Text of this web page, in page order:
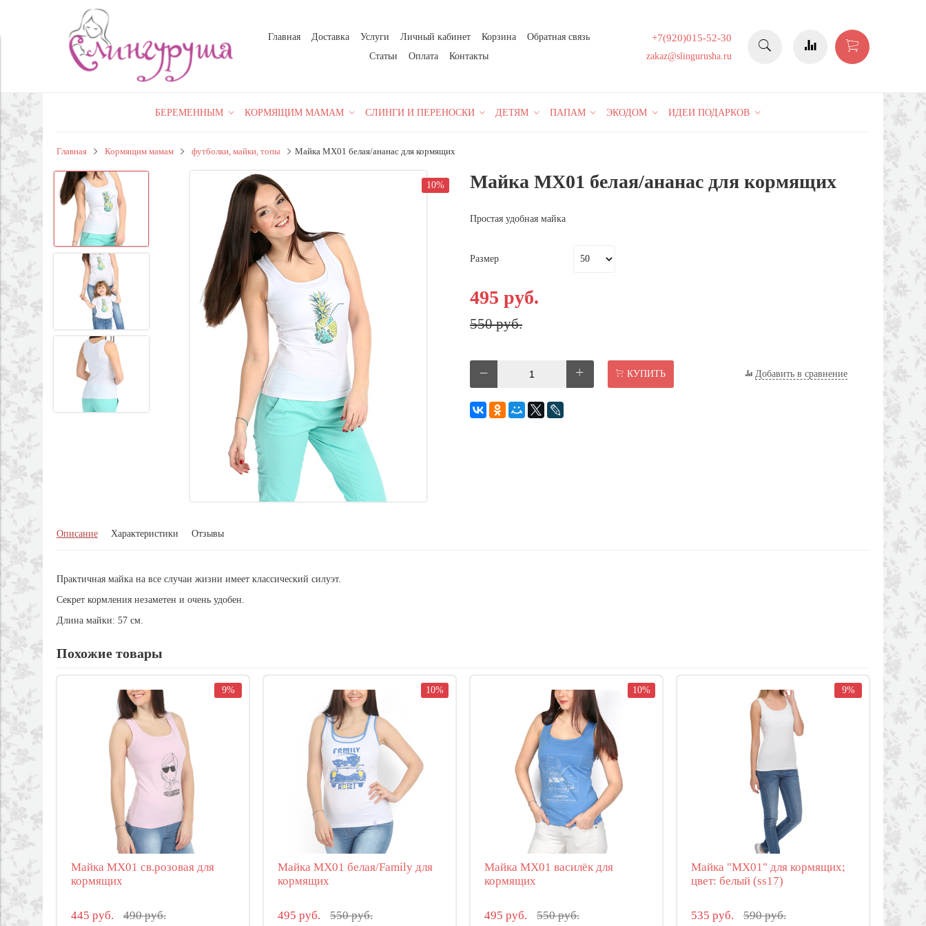
Главная Доставка Услуги Личный кабинет Корзина
Обратная связь
Статьи
Оплата Контакты
+7(920)015-52-30
zakaz@slingurusha.ru
БЕРЕМЕННЫМ КОРМЯЩИМ МАМАМ СЛИНГИ И ПЕРЕНОСКИ ДЕТЯМ ПАПАМ ЭКОДОМ ИДЕИ ПОДАРКОВ
Главная Кормящим мамам футболки, майки, топы Майка МХ01 белая/ананас для кормящих
10% 10%
Майка МХ01 белая/ананас для кормящих
Простая удобная майка
Размер
495 руб.
550 руб.
КУПИТЬ Добавить в сравнение
Описание Характеристики Отзывы
Практичная майка на все случаи жизни имеет классический силуэт.
Секрет кормления незаметен и очень удобен.
Длина майки: 57 см.
Похожие товары
9%
Майка МХ01 св.розовая для
кормящих
445 руб. 490 руб.
10%
Майка МХ01 белая/Family для
кормящих
495 руб. 550 руб.
10%
Майка МХ01 василёк для
кормящих
495 руб. 550 руб.
9%
Майка "МХ01" для кормящих;
цвет: белый (ss17)
535 руб. 590 руб.